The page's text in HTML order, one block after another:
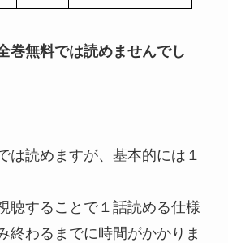
巻無料では読めませんでし
は読めますが、基本的には１
聴することで１話読める仕様
終わるまでに時間がかかりま